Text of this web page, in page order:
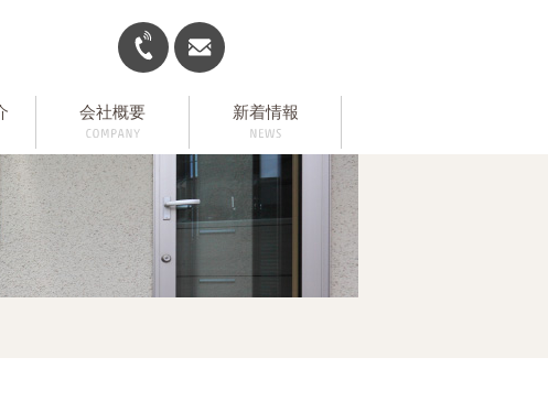
会社概要 新着情報